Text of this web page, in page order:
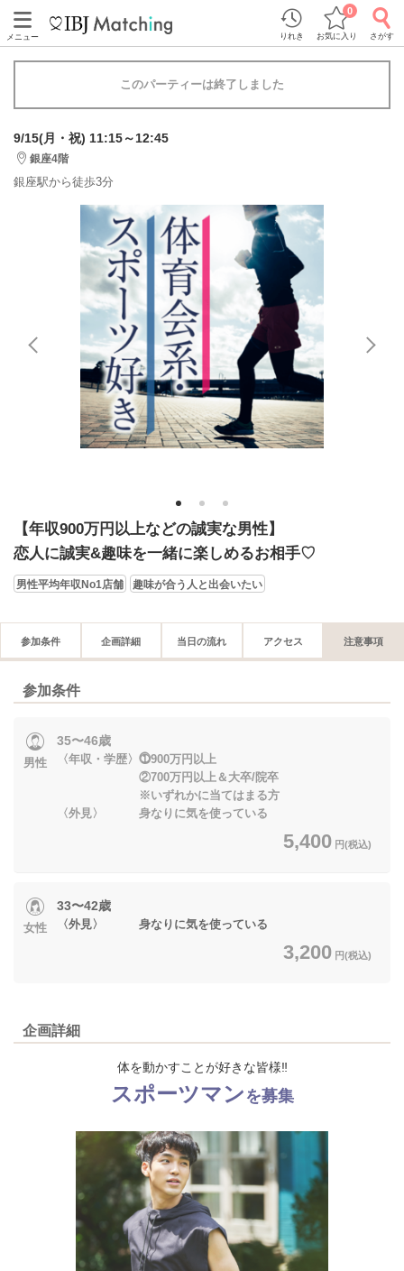
メニュー りれき お気に入り
0
さがす
このパーティーは終了しました
9/15(月・祝) 11:15～12:45
銀座4階
銀座駅から徒歩3分
1 2 3
【年収900万円以上などの誠実な男性】
恋人に誠実&趣味を一緒に楽しめるお相手♡
男性平均年収No1店舗 趣味が合う人と出会いたい
参加条件 企画詳細 当日の流れ アクセス 注意事項
参加条件
男性
35〜46歳
〈年収・学歴〉⓵900万円以上
②700万円以上＆大卒/院卒
※いずれかに当てはまる方
〈外見〉 身なりに気を使っている
5,400 円(税込)
女性
33〜42歳
〈外見〉 身なりに気を使っている
3,200 円(税込)
企画詳細
体を動かすことが好きな皆様‼
スポーツマン を募集